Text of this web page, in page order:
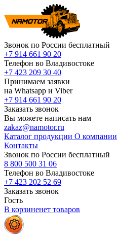
Звонок по России бесплатный
+7 914 661 90 20
Телефон во Владивостоке
+7 423 209 30 40
Принимаем заявки
на Whatsapp и Viber
+7 914 661 90 20
Заказать звонок
Вы можете написать нам
zakaz@namotor.ru
Каталог продукции О компании
Контакты
Звонок по России бесплатный
8 800 500 31 06
Телефон во Владивостоке
+7 423 202 52 69
Заказать звонок
Гость
В корзиненет товаров